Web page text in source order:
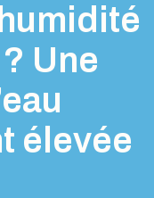
Une
élevée